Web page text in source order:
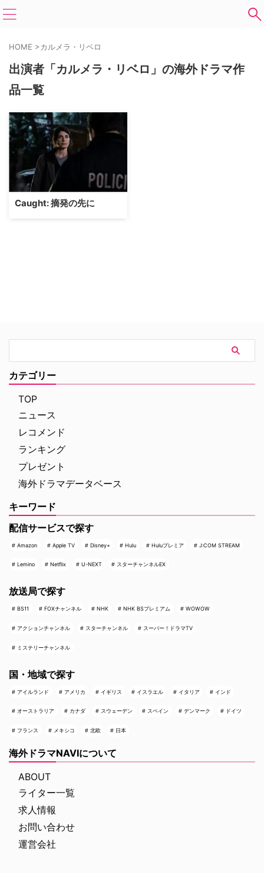
HOME >カルメラ・リベロ
出演者「カルメラ・リベロ」の海外ドラマ作
品一覧
Caught: 摘発の先に
カテゴリー
TOP
ニュース
レコメンド
ランキング
プレゼント
海外ドラマデータベース
キーワード
配信サービスで探す
Amazon Apple TV Disney+ Hulu Huluプレミア J:COM STREAM
Lemino Netflix U-NEXT スターチャンネルEX
放送局で探す
BS11 FOXチャンネル NHK NHK BSプレミアム WOWOW
アクションチャンネル スターチャンネル スーパー！ドラマTV
ミステリーチャンネル
国・地域で探す
アイルランド アメリカ イギリス イスラエル イタリア インド
オーストラリア カナダ スウェーデン スペイン デンマーク ドイツ
フランス メキシコ 北欧 日本
海外ドラマNAVIについて
ABOUT
ライター一覧
求人情報
お問い合わせ
運営会社